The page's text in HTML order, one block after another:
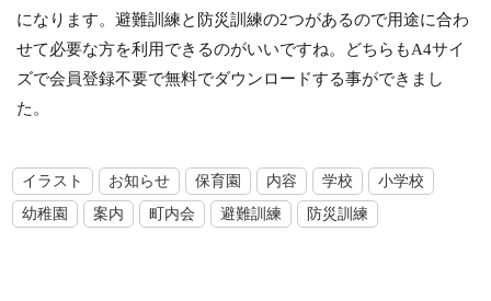
になります。避難訓練と防災訓練の2つがあるので用途に合わ
せて必要な方を利用できるのがいいですね。どちらもA4サイ
ズで会員登録不要で無料でダウンロードする事ができまし
た。
イラスト お知らせ 保育園 内容 学校
小学校
幼稚園
案内 町内会 避難訓練 防災訓練